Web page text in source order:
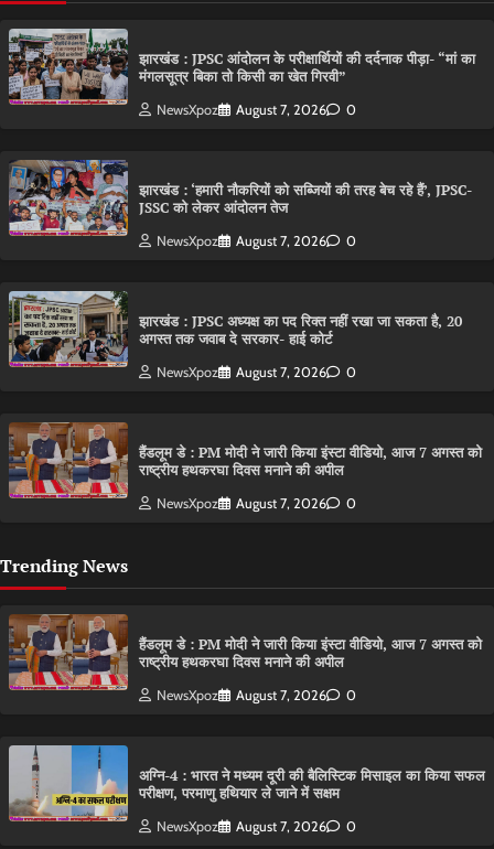
झारखंड : JPSC आंदोलन के परीक्षार्थियों की दर्दनाक पीड़ा- “मां का
मंगलसूत्र बिका तो किसी का खेत गिरवी”
NewsXpoz August 7, 2026 0
झारखंड : ‘हमारी नौकरियों को सब्जियों की तरह बेच रहे हैं’, JPSC-
JSSC को लेकर आंदोलन तेज
NewsXpoz August 7, 2026 0
झारखंड : JPSC अध्यक्ष का पद रिक्त नहीं रखा जा सकता है, 20
अगस्त तक जवाब दे सरकार- हाई कोर्ट
NewsXpoz August 7, 2026 0
हैंडलूम डे : PM मोदी ने जारी किया इंस्टा वीडियो, आज 7 अगस्त को
राष्ट्रीय हथकरघा दिवस मनाने की अपील
NewsXpoz August 7, 2026 0
Trending News
हैंडलूम डे : PM मोदी ने जारी किया इंस्टा वीडियो, आज 7 अगस्त को
राष्ट्रीय हथकरघा दिवस मनाने की अपील
NewsXpoz August 7, 2026 0
अग्नि-4 : भारत ने मध्यम दूरी की बैलिस्टिक मिसाइल का किया सफल
परीक्षण, परमाणु हथियार ले जाने में सक्षम
NewsXpoz August 7, 2026 0